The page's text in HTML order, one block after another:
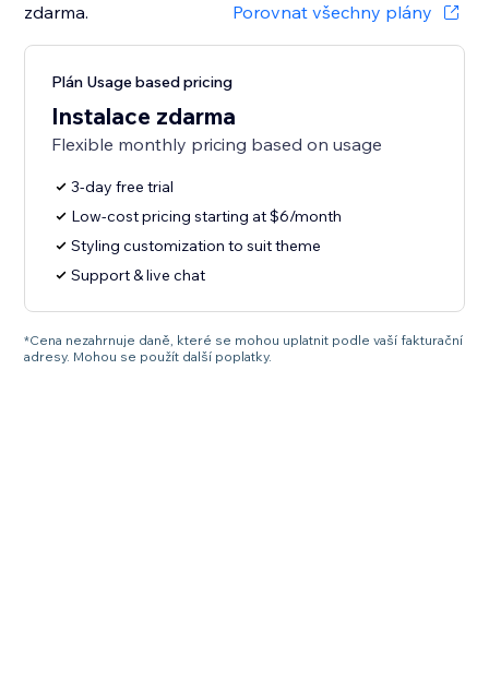
zdarma.
Porovnat všechny plány
Plán Usage based pricing
Instalace zdarma
Flexible monthly pricing based on usage
3-day free trial
Low-cost pricing starting at $6/month
Styling customization to suit theme
Support & live chat
*Cena nezahrnuje daně, které se mohou uplatnit podle vaší fakturační
adresy. Mohou se použít další poplatky.